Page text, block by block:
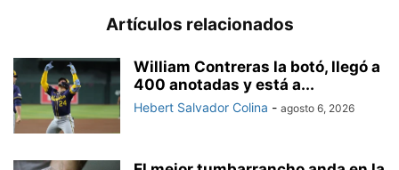
Artículos relacionados
William Contreras la botó, llegó a
400 anotadas y está a...
Hebert Salvador Colina - agosto 6, 2026